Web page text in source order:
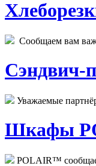
Сообщаем вам
Сэндвич-
Уважаемые
Шкафы
POLAIR™